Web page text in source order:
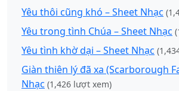
Yêu thôi cũng khó – Sheet Nhạc
Yêu trong tình Chúa – Sheet Nhạc
Yêu tình khờ dại – Sheet Nhạc
Giàn thiên lý đã xa (Scarborough
Nhạc (1,426 lượt xem)